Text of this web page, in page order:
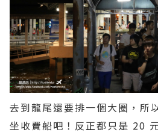
去到龍尾還要排一個大圈，所
坐收費船吧！反正都只是 20